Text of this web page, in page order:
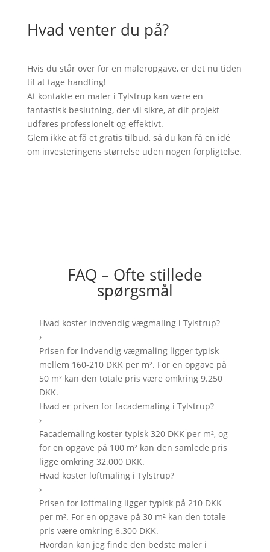
Hvad venter du på?
Hvis du står over for en maleropgave, er det nu tiden
til at tage handling!
At kontakte en maler i Tylstrup kan være en
fantastisk beslutning, der vil sikre, at dit projekt
udføres professionelt og effektivt.
Glem ikke at få et gratis tilbud, så du kan få en idé
om investeringens størrelse uden nogen forpligtelse.
FAQ – Ofte stillede
spørgsmål
Hvad koster indvendig vægmaling i Tylstrup?
›
Prisen for indvendig vægmaling ligger typisk
mellem 160-210 DKK per m². For en opgave på
50 m² kan den totale pris være omkring 9.250
DKK.
Hvad er prisen for facademaling i Tylstrup?
›
Facademaling koster typisk 320 DKK per m², og
for en opgave på 100 m² kan den samlede pris
ligge omkring 32.000 DKK.
Hvad koster loftmaling i Tylstrup?
›
Prisen for loftmaling ligger typisk på 210 DKK
per m². For en opgave på 30 m² kan den totale
pris være omkring 6.300 DKK.
Hvordan kan jeg finde den bedste maler i